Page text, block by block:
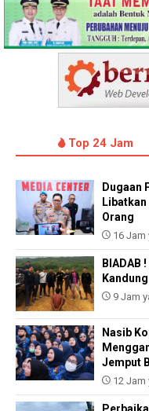
Top 24 Jam
Dugaan
Orang
16 Jam
BIADAB
9 Jam
Nasib
Jemput
12 Jam